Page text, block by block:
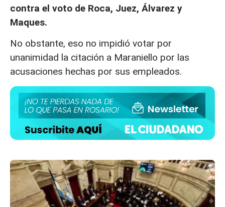
contra el voto de Roca, Juez, Álvarez y
Maques.
No obstante, eso no impidió votar por
unanimidad la citación a Maraniello por las
acusaciones hechas por sus empleados.